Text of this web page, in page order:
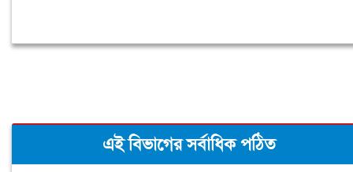
এই বিভাগের সর্বাধিক পঠিত